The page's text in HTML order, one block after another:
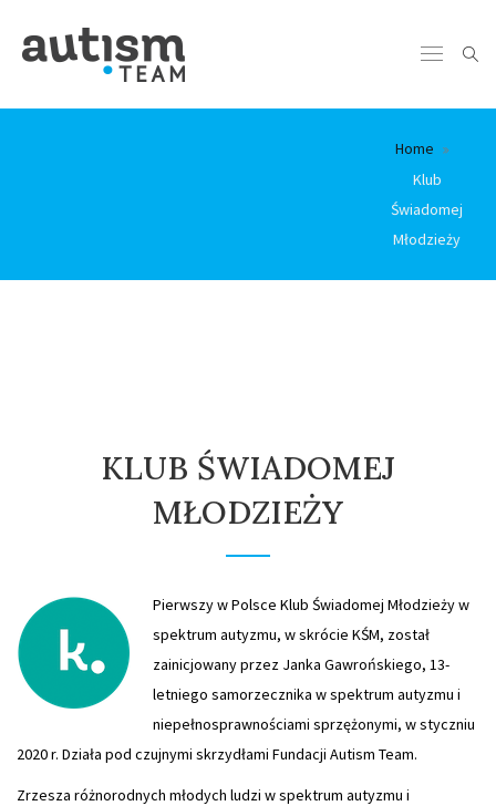
Home
Klub
Świadomej
Młodzieży
KLUB ŚWIADOMEJ
MŁODZIEŻY
Pierwszy w Polsce Klub Świadomej Młodzieży w
spektrum autyzmu, w skrócie KŚM, został
zainicjowany przez Janka Gawrońskiego, 13-
letniego samorzecznika w spektrum autyzmu i
niepełnosprawnościami sprzężonymi, w styczniu
2020 r. Działa pod czujnymi skrzydłami Fundacji Autism Team.
Zrzesza różnorodnych młodych ludzi w spektrum autyzmu i